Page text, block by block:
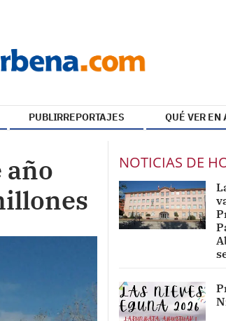
PUBLIRREPORTAJES QUÉ VER
año
NOTICIAS DE